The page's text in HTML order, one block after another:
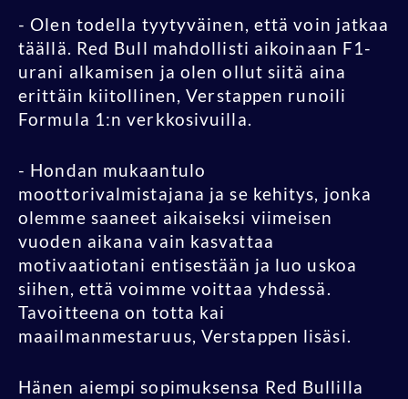
- Olen todella tyytyväinen, että voin jatkaa
täällä. Red Bull mahdollisti aikoinaan F1-
urani alkamisen ja olen ollut siitä aina
erittäin kiitollinen, Verstappen runoili
Formula 1:n verkkosivuilla.
- Hondan mukaantulo
moottorivalmistajana ja se kehitys, jonka
olemme saaneet aikaiseksi viimeisen
vuoden aikana vain kasvattaa
motivaatiotani entisestään ja luo uskoa
siihen, että voimme voittaa yhdessä.
Tavoitteena on totta kai
maailmanmestaruus, Verstappen lisäsi.
Hänen aiempi sopimuksensa Red Bullilla